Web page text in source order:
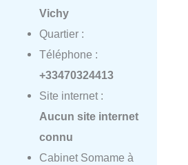
Vichy
Quartier :
Téléphone :
+33470324413
Site internet :
Aucun site internet
connu
Cabinet Somame à